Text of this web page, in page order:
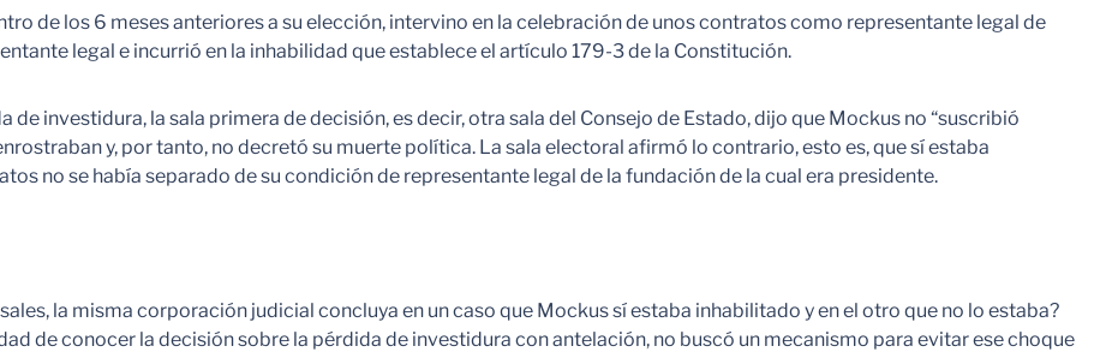
de los 6 meses anteriores a su elección, intervino en la celebración de unos contratos como representante legal de
legal e incurrió en la inhabilidad que establece el artículo 179-3 de la Constitución.
de investidura, la sala primera de decisión, es decir, otra sala del Consejo de Estado, dijo que Mockus no “suscribió
y, por tanto, no decretó su muerte política. La sala electoral afirmó lo contrario, esto es, que sí estaba
no se había separado de su condición de representante legal de la fundación de la cual era presidente.
la misma corporación judicial concluya en un caso que Mockus sí estaba inhabilitado y en el otro que no lo estaba?
de conocer la decisión sobre la pérdida de investidura con antelación, no buscó un mecanismo para evitar ese choque